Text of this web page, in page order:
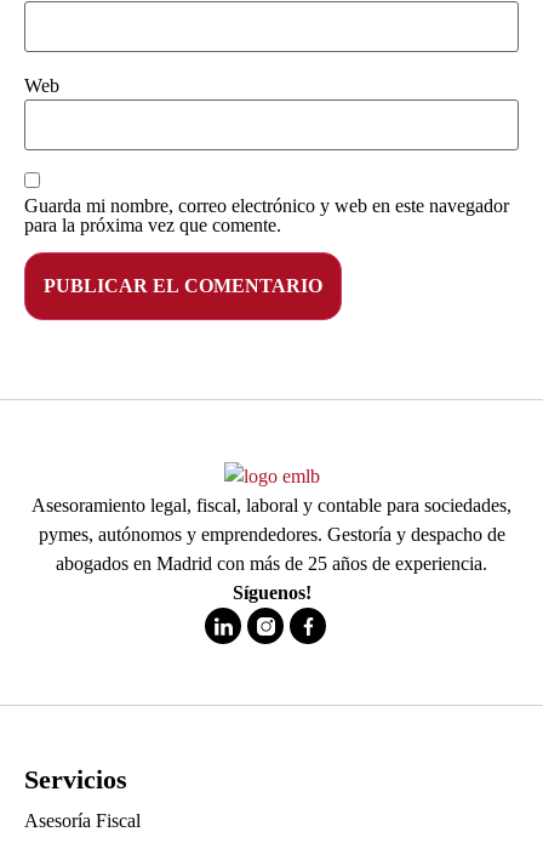
Web
Guarda mi nombre, correo electrónico y web en este navegador
para la próxima vez que comente.
Asesoramiento legal, fiscal, laboral y contable para sociedades,
pymes, autónomos y emprendedores. Gestoría y despacho de
abogados en Madrid con más de 25 años de experiencia.
Síguenos!
Servicios
Asesoría Fiscal